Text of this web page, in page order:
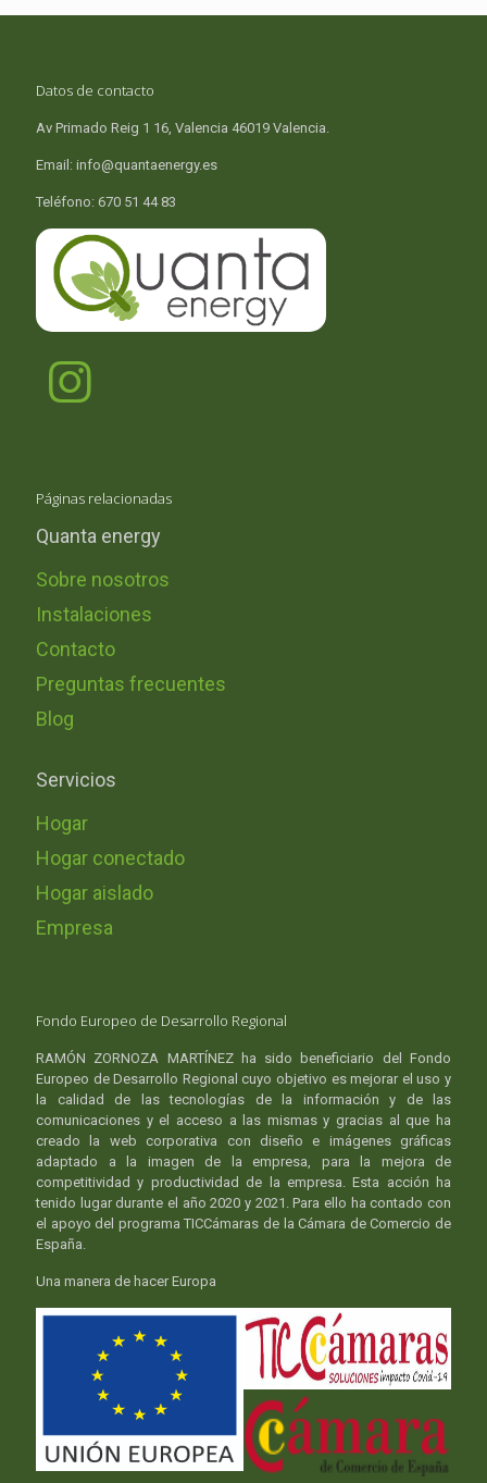
Datos de contacto
Av Primado Reig 1 16, Valencia 46019 Valencia.
Email: info@quantaenergy.es
Teléfono: 670 51 44 83
Páginas relacionadas
Quanta energy
Sobre nosotros
Instalaciones
Contacto
Preguntas frecuentes
Blog
Servicios
Hogar
Hogar conectado
Hogar aislado
Empresa
Fondo Europeo de Desarrollo Regional
RAMÓN ZORNOZA MARTÍNEZ ha sido beneficiario del Fondo
Europeo de Desarrollo Regional cuyo objetivo es mejorar el uso y
la calidad de las tecnologías de la información y de las
comunicaciones y el acceso a las mismas y gracias al que ha
creado la web corporativa con diseño e imágenes gráficas
adaptado a la imagen de la empresa, para la mejora de
competitividad y productividad de la empresa. Esta acción ha
tenido lugar durante el año 2020 y 2021. Para ello ha contado con
el apoyo del programa TICCámaras de la Cámara de Comercio de
España.
Una manera de hacer Europa